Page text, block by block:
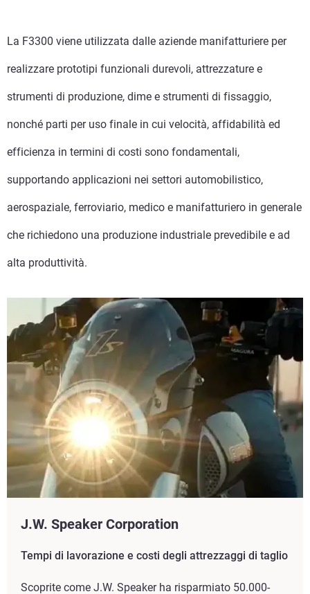
La F3300 viene utilizzata dalle aziende manifatturiere per
realizzare prototipi funzionali durevoli, attrezzature e
strumenti di produzione, dime e strumenti di fissaggio,
nonché parti per uso finale in cui velocità, affidabilità ed
efficienza in termini di costi sono fondamentali,
supportando applicazioni nei settori automobilistico,
aerospaziale, ferroviario, medico e manifatturiero in generale
che richiedono una produzione industriale prevedibile e ad
alta produttività.
J.W. Speaker Corporation
Tempi di lavorazione e costi degli attrezzaggi di taglio
Scoprite come J.W. Speaker ha risparmiato 50.000-